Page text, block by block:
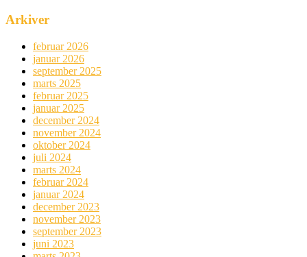
Arkiver
februar 2026
januar 2026
september 2025
marts 2025
februar 2025
januar 2025
december 2024
november 2024
oktober 2024
juli 2024
marts 2024
februar 2024
januar 2024
december 2023
november 2023
september 2023
juni 2023